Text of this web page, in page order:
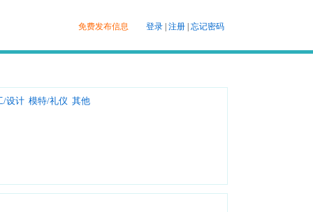
免费发布信息 登录| 注册| 忘记密码
/设计 模特/礼仪 其他